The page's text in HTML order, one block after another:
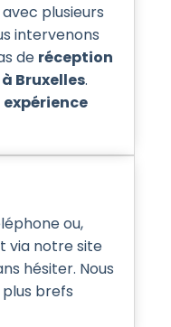
plusieurs
intervenons
de réception
Bruxelles.
expérience
ou,
via notre site
hésiter. Nous
brefs